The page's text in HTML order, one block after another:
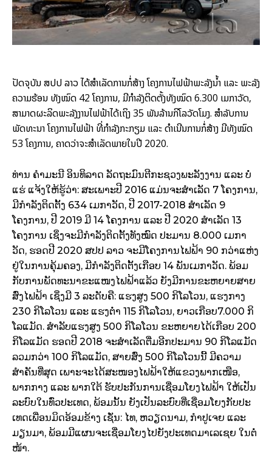
ປັດຈຸບັນສປປລາວ ໄດ້ສຳ​ເລັດການກໍ່ສ້າງໂຄງການໄຟຟ້າພະລັງນ້ຳ ແລະ ພະລັງ
ຄວາມຮ້ອນ ທັງໝົດ 42 ​ໂຄງການ, ມີກຳລັງຕິດຕັ້ງທັງໝົດ6.300 ​ ເມກາວັດ,
ສາມາດຜະລິດພະລັງງານໄຟຟ້າໄດ້ເຖິງ35 ພັນລ້ານກິໂລວັດໂມງ. ສຳລັບການ
ພັດທະນາ ໂຄງການໄຟຟ້າ ທີ່ກຳລັງກະກຽມ ແລະດຳເນີນການກໍ່ສ້າງມີທັງໝົດ
53 ​ໂຄງການ, ຄາດວ່າຈະສຳເລັດພາຍໃນປີ 2020.
ທ່ານ ຄຳມະນີ ອິນທິລາດ ລັດຖະມົນຕີກະຊວງພະລັງງານ ແລະ ບໍ່
ແຮ່ ​​ແຈ້ງໃຫ້ຮູ້ວ່າ: ສະເພາະປີ 2016 ​ ແມ່ນຈະສຳເລັດ 7 ​ໂຄງການ,
ມີກຳລັງຕິດຕັ້ງ 634 ​ ເມກາວັດ, ປີ 2017-2018 ສຳເລັດ 9
ໂຄງການ, ປີ 2019 ມີ 14 ​ໂຄງການ ແລະ ປີ 2020 ສຳເລັດ 13 ​
ໂຄງການ ເຊິ່ງຈະມີກຳລັງຕິດຕັ້ງທັງໝົດ ປະມານ 8.000 ​ ເມກາ
ວັດ, ຮອດປີ 2020 ສປປ ລາວ ຈະມີໂຄງການໄຟຟ້າ 90 ກວ່າແຫ່ງ
ຢູ່ໃນການຄຸ້ມຄອງ, ມີກຳລັງຕິດຕັ້ງເກືອບ 14 ພັນເມກາວັດ. ພ້ອມ
ກັບການພັດທະນາຂະແໜງໄຟຟ້າແລ້ວ ຍັງມີການຂະຫຍາຍສາຍ
ສົ່ງໄຟຟ້າ ເຊິ່ງມີ 3 ລະດັບຄື: ​ ແຮງສູງ 500 ກິໂລໂວນ, ​ ແຮງກາງ
230 ກິໂລໂວນ ແລະ ແຮງຕ່ຳ 115 ກິໂລໂວນ, ຍາວເກືອບ7.000 ກິ
ໂລແມັດ. ​ ສຳລັບແຮງສູງ 500 ກິໂລໂວນ ຂະຫຍາຍໄດ້ເກືອບ 200
ກິໂລແມັດ ຮອດປີ 2018 ຈະສຳເລັດຕື່ມອີກປະມານ 90 ກິໂລແມັດ
ລວມກວ່າ 100 ກິໂລແມັດ, ​ ສາຍສົ່ງ 500 ກິໂລໂວນນີ້ ມີຄວາມ
ສຳຄັນທີ່ສຸດ ເພາະຈະໄດ້ສະໜອງໄຟຟ້າໃຫ້ແຂວງພາກເໜືອ,
ພາກກາງ ແລະ ພາກໃຕ້ ຮັບປະກັນການເຊື່ອມໂຍງໄຟຟ້າ ໃຫ້ເປັນ
ລະບົບໃນທົ່ວປະເທດ, ພ້ອມນັ້ນ ຍັງເປັນລະບົບທີ່ເຊື່ອມໂຍງກັບປະ
ເທດເພື່ອນມິດອ້ອມຂ້າງ ​ເຊັ່ນ: ໄທ, ຫວຽດນາມ, ກຳປູເຈຍ ແລະ
ມຽນມາ, ພ້ອມມີແຜນຈະເຊື່ອມໂຍງໄປຍັງປະເທດມາເລເຊຍ ໃນຕໍ່
ໜ້າ.